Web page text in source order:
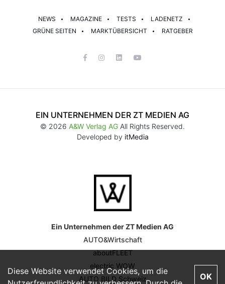
Diese Website verwendet Cookies, um die
OK
NEWS MAGAZINE TESTS
LADENETZ
GRÜNE SEITEN
MARKTÜBERSICHT RATGEBER
EIN UNTERNEHMEN DER ZT MEDIEN AG
© 2026 A&W Verlag AG All Rights Reserved.
Developed by itMedia
Ein Unternehmen der ZT Medien AG
AUTO&Wirtschaft
aboutFLEET
electric WOW
AUTO BILD Schweiz